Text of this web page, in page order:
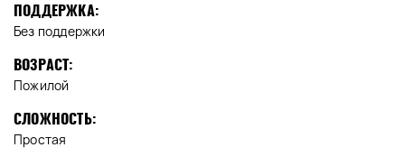
ПОДДЕРЖКА:
Без поддержки
ВОЗРАСТ:
Пожилой
СЛОЖНОСТЬ:
Простая